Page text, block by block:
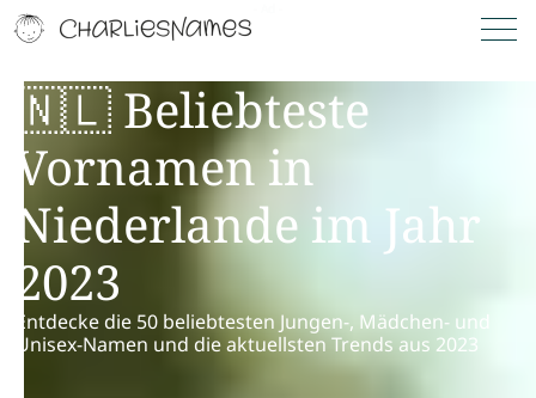
🇳🇱 Beliebteste
Vornamen in
Niederlande im Jahr
2023
Entdecke die 50 beliebtesten Jungen-, Mädchen- und
Unisex-Namen und die aktuellsten Trends aus 2023